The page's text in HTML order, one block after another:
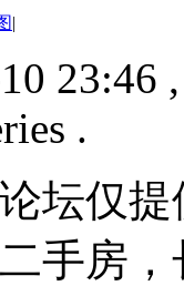
|
23:46
.
坛仅
手房